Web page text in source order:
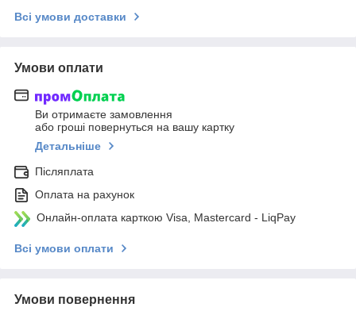
Всі умови доставки
Умови оплати
Ви отримаєте замовлення
або гроші повернуться на вашу картку
Детальніше
Післяплата
Оплата на рахунок
Онлайн-оплата карткою Visa, Mastercard - LiqPay
Всі умови оплати
Умови повернення